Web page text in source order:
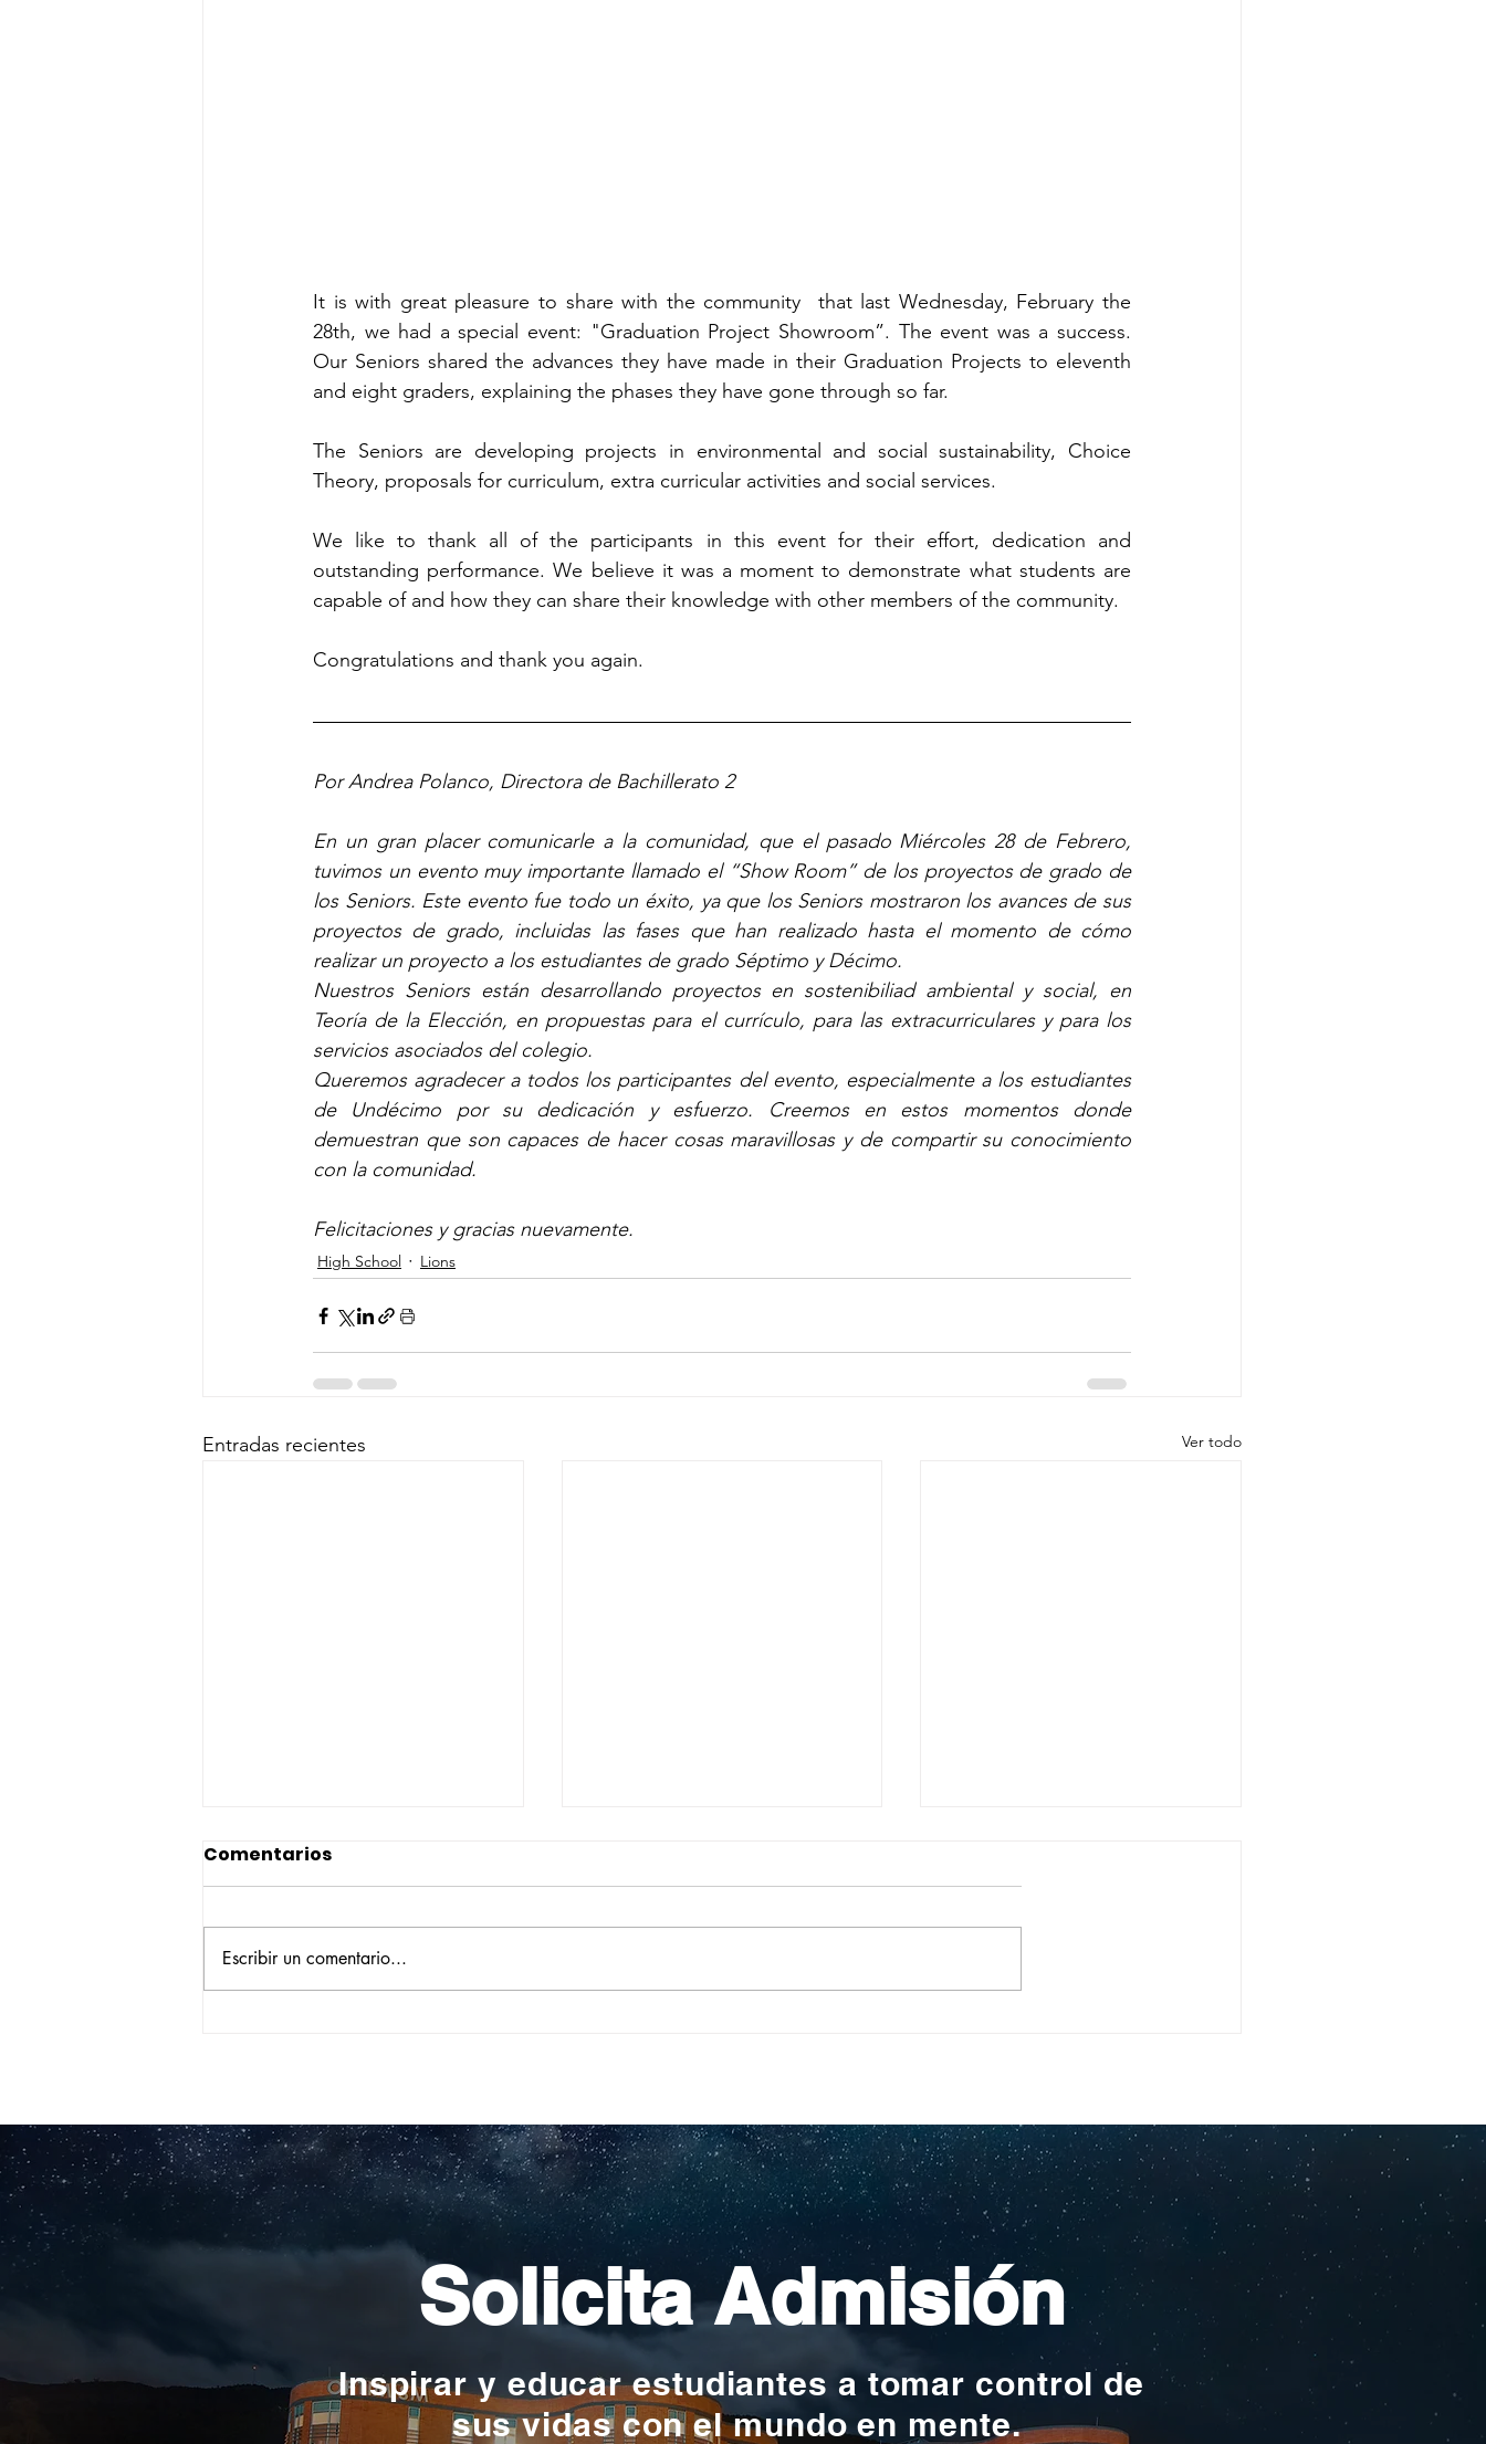
It is with great pleasure to share with the community  that last Wednesday, February the
28th, we had a special event: "Graduation Project Showroom”. The event was a success.
Our Seniors shared the advances they have made in their Graduation Projects to eleventh
and eight graders, explaining the phases they have gone through so far.
The Seniors are developing projects in environmental and social sustainability, Choice
Theory, proposals for curriculum, extra curricular activities and social services.
We like to thank all of the participants in this event for their effort, dedication and
outstanding performance. We believe it was a moment to demonstrate what students are
capable of and how they can share their knowledge with other members of the community.
Congratulations and thank you again.
Por Andrea Polanco, Directora de Bachillerato 2
En un gran placer comunicarle a la comunidad, que el pasado Miércoles 28 de Febrero,
tuvimos un evento muy importante llamado el “Show Room” de los proyectos de grado de
los Seniors. Este evento fue todo un éxito, ya que los Seniors mostraron los avances de sus
proyectos de grado, incluidas las fases que han realizado hasta el momento de cómo
realizar un proyecto a los estudiantes de grado Séptimo y Décimo.
Nuestros Seniors están desarrollando proyectos en sostenibiliad ambiental y social, en
Teoría de la Elección, en propuestas para el currículo, para las extracurriculares y para los
servicios asociados del colegio.
Queremos agradecer a todos los participantes del evento, especialmente a los estudiantes
de Undécimo por su dedicación y esfuerzo. Creemos en estos momentos donde
demuestran que son capaces de hacer cosas maravillosas y de compartir su conocimiento
con la comunidad.
Felicitaciones y gracias nuevamente.
High School Lions
Entradas recientes Ver todo
Comentarios
Escribir un comentario...
Solicita Admisión
Inspirar y educar estudiantes a tomar control de
sus vidas con el mundo en mente.